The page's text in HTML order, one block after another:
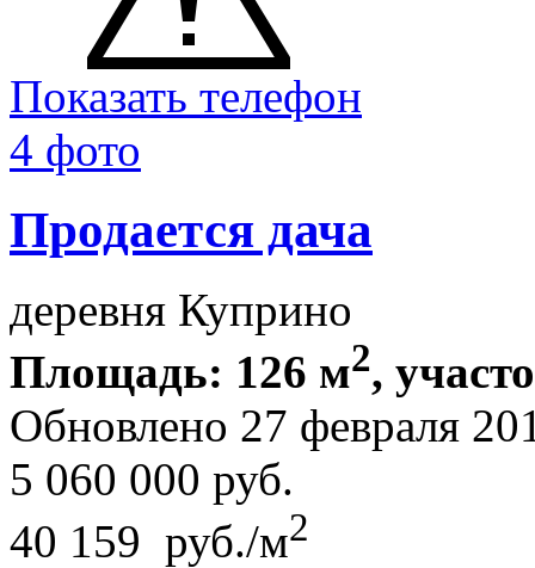
Показать телефон
4 фото
Продается дача
деревня Куприно
Площадь: 126 м2,
Обновлено 27 февраля
5 060 000 руб.
40 159 руб./м2